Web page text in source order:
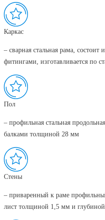
Каркас
– сварная стальная рама,
фитингами, изготавливается по
Пол
– профильная стальная
балками толщиной 28 мм
Стены
– приваренный к раме
лист толщиной 1,5 мм и